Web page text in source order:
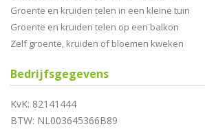
Groente en kruiden telen in een kleine tuin
Groente en kruiden telen op een balkon
Zelf groente, kruiden of bloemen kweken
Bedrijfsgegevens
KvK: 82141444
BTW: NL003645366B89